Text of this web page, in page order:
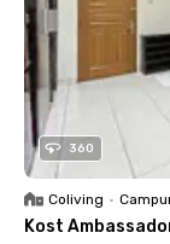
360
Coliving •
Kost